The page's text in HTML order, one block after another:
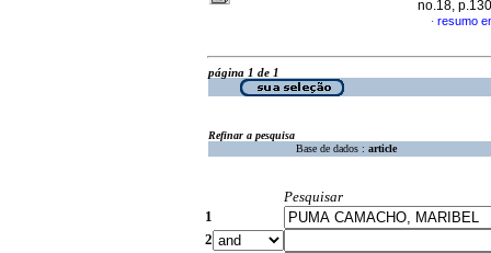
no.18,
· resumo
página 1 de 1
Refinar a pesquisa
Base de dados : article
Pesquisar
1
2